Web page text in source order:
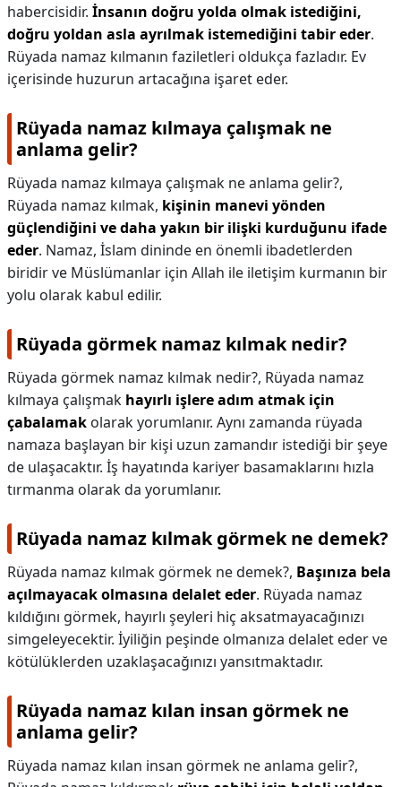
habercisidir. İnsanın doğru yolda olmak istediğini,
doğru yoldan asla ayrılmak istemediğini tabir eder.
Rüyada namaz kılmanın faziletleri oldukça fazladır. Ev
içerisinde huzurun artacağına işaret eder.
Rüyada namaz kılmaya çalışmak ne
anlama gelir?
Rüyada namaz kılmaya çalışmak ne anlama gelir?,
Rüyada namaz kılmak, kişinin manevi yönden
güçlendiğini ve daha yakın bir ilişki kurduğunu ifade
eder. Namaz, İslam dininde en önemli ibadetlerden
biridir ve Müslümanlar için Allah ile iletişim kurmanın bir
yolu olarak kabul edilir.
Rüyada görmek namaz kılmak nedir?
Rüyada görmek namaz kılmak nedir?, Rüyada namaz
kılmaya çalışmak hayırlı işlere adım atmak için
çabalamak olarak yorumlanır. Aynı zamanda rüyada
namaza başlayan bir kişi uzun zamandır istediği bir şeye
de ulaşacaktır. İş hayatında kariyer basamaklarını hızla
tırmanma olarak da yorumlanır.
Rüyada namaz kılmak görmek ne demek?
Rüyada namaz kılmak görmek ne demek?, Başınıza bela
açılmayacak olmasına delalet eder. Rüyada namaz
kıldığını görmek, hayırlı şeyleri hiç aksatmayacağınızı
simgeleyecektir. İyiliğin peşinde olmanıza delalet eder ve
kötülüklerden uzaklaşacağınızı yansıtmaktadır.
Rüyada namaz kılan insan görmek ne
anlama gelir?
Rüyada namaz kılan insan görmek ne anlama gelir?,